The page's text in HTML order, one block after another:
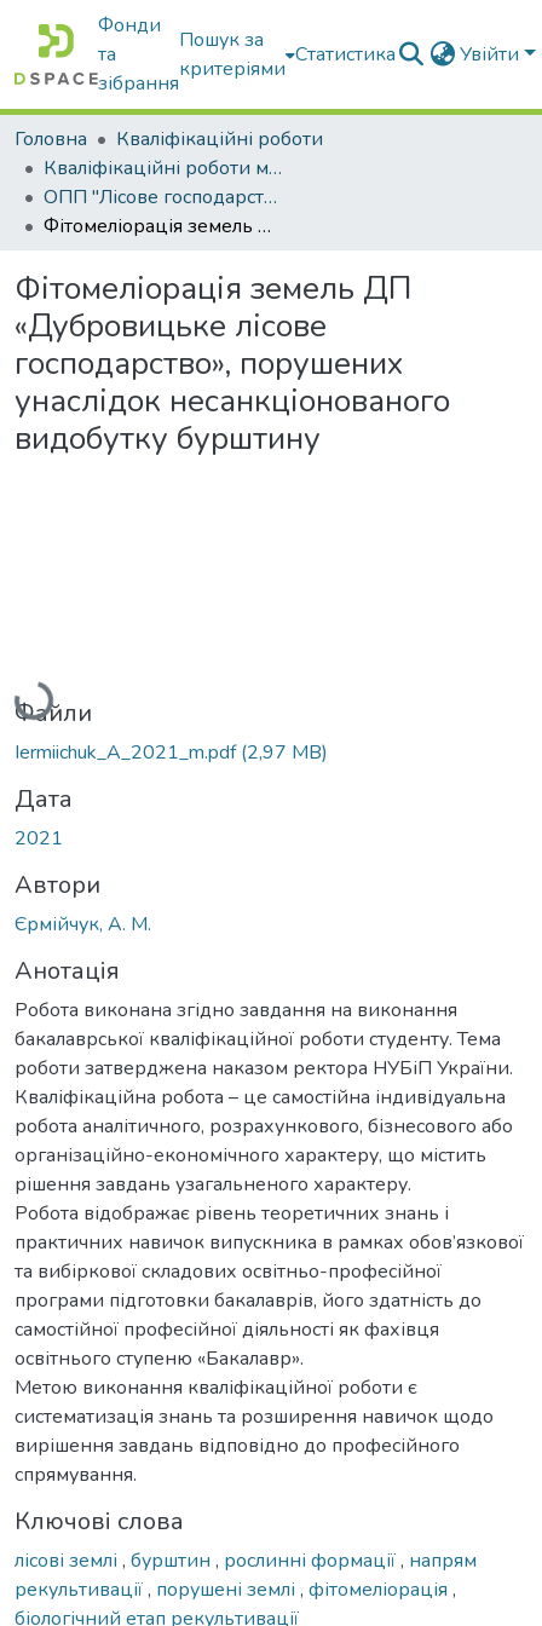
Фонди
та
зібрання
Пошук за
критеріями
Статистика Увійти
Головна
Кваліфікаційні роботи
Кваліфікаційні роботи магістрів
ОПП "Лісове господарство"
Фітомеліорація земель ДП «Дубровицьке лісове господарство», порушених унаслідок несанкціонованого видобутку бурштину
Фітомеліорація земель ДП
«Дубровицьке лісове
господарство», порушених
унаслідок несанкціонованого
видобутку бурштину
Вантажиться...
Файли
Iermiichuk_A_2021_m.pdf(2,97 MB)
Дата
2021
Автори
Єрмійчук, А. М.
Анотація
Робота виконана згідно завдання на виконання
бакалаврської кваліфікаційної роботи студенту. Тема
роботи затверджена наказом ректора НУБіП України.
Кваліфікаційна робота – це самостійна індивідуальна
робота аналітичного, розрахункового, бізнесового або
організаційно-економічного характеру, що містить
рішення завдань узагальненого характеру.
Робота відображає рівень теоретичних знань і
практичних навичок випускника в рамках обов’язкової
та вибіркової складових освітньо-професійної
програми підготовки бакалаврів, його здатність до
самостійної професійної діяльності як фахівця
освітнього ступеню «Бакалавр».
Метою виконання кваліфікаційної роботи є
систематизація знань та розширення навичок щодо
вирішення завдань відповідно до професійного
спрямування.
Ключові слова
лісові землі , бурштин , рослинні формації, напрям
рекультивації, порушені землі , фітомеліорація ,
біологічний етап рекультивації